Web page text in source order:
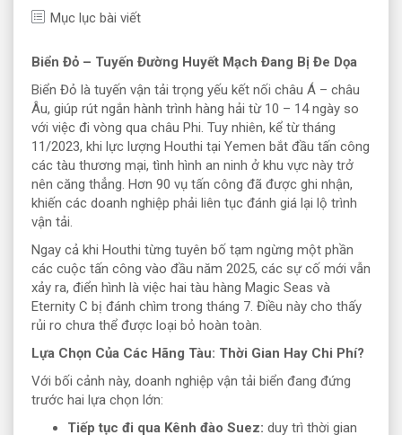
Mục lục bài viết
Biển Đỏ – Tuyến Đường Huyết Mạch Đang Bị Đe Dọa
Biển Đỏ là tuyến vận tải trọng yếu kết nối châu Á – châu
Âu, giúp rút ngắn hành trình hàng hải từ 10 – 14 ngày so
với việc đi vòng qua châu Phi. Tuy nhiên, kể từ tháng
11/2023, khi lực lượng Houthi tại Yemen bắt đầu tấn công
các tàu thương mại, tình hình an ninh ở khu vực này trở
nên căng thẳng. Hơn 90 vụ tấn công đã được ghi nhận,
khiến các doanh nghiệp phải liên tục đánh giá lại lộ trình
vận tải.
Ngay cả khi Houthi từng tuyên bố tạm ngừng một phần
các cuộc tấn công vào đầu năm 2025, các sự cố mới vẫn
xảy ra, điển hình là việc hai tàu hàng Magic Seas và
Eternity C bị đánh chìm trong tháng 7. Điều này cho thấy
rủi ro chưa thể được loại bỏ hoàn toàn.
Lựa Chọn Của Các Hãng Tàu: Thời Gian Hay Chi Phí?
Với bối cảnh này, doanh nghiệp vận tải biển đang đứng
trước hai lựa chọn lớn:
Tiếp tục đi qua Kênh đào Suez: duy trì thời gian